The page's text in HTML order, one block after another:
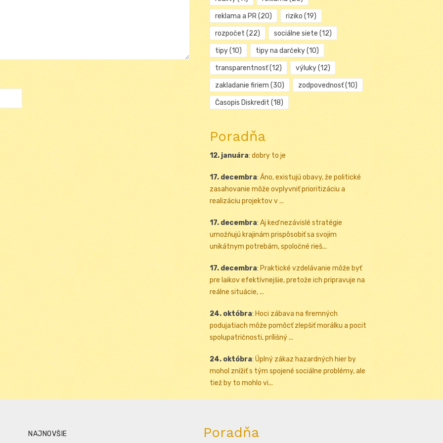
reklama a PR(20) riziko (19)
rozpočet (22) sociálne siete (12)
tipy(10) tipy na darčeky(10)
transparentnosť(12) výluky(12)
zakladanie firiem (30) zodpovednosť(10)
Časopis Diskredit (18)
Poradňa
12. januára: dobry to je
17. decembra: Áno, existujú obavy, že politické
zasahovanie môže ovplyvniť prioritizáciu a
realizáciu projektov v ...
17. decembra: Aj keď nezávislé stratégie
umožňujú krajinám prispôsobiť sa svojim
unikátnym potrebám, spoločné rieš...
17. decembra: Praktické vzdelávanie môže byť
pre laikov efektívnejšie, pretože ich pripravuje na
reálne situácie, ...
24. októbra: Hoci zábava na firemných
podujatiach môže pomôcť zlepšiť morálku a pocit
spolupatričnosti, prílišný ...
24. októbra: Úplný zákaz hazardných hier by
mohol znížiť s tým spojené sociálne problémy, ale
tiež by to mohlo vi...
NAJNOVŠIE Poradňa